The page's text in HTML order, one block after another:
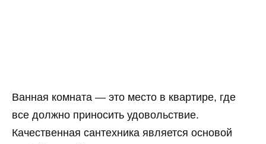
Ванная комната — это место в квартире, где
все должно приносить удовольствие.
Качественная сантехника является основой